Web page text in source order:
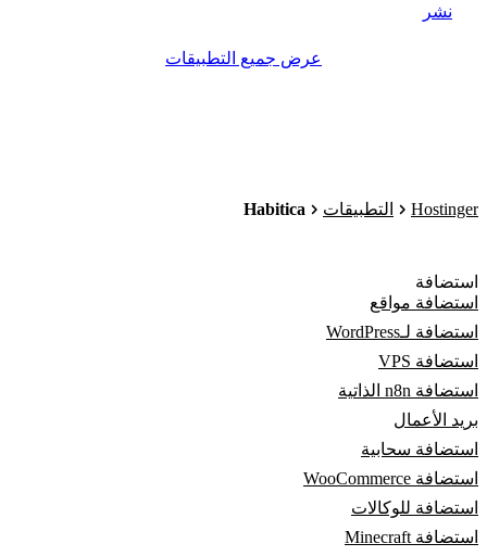
نشر
عرض جميع التطبيقات
Hostinger التطبيقات Habitica
استضافة
استضافة مواقع
استضافة لـWordPress
استضافة VPS
استضافة n8n الذاتية
بريد الأعمال
استضافة سحابية
استضافة WooCommerce
استضافة للوكالات
استضافة Minecraft